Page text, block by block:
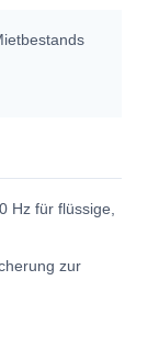
Hz für flüssige,
zur